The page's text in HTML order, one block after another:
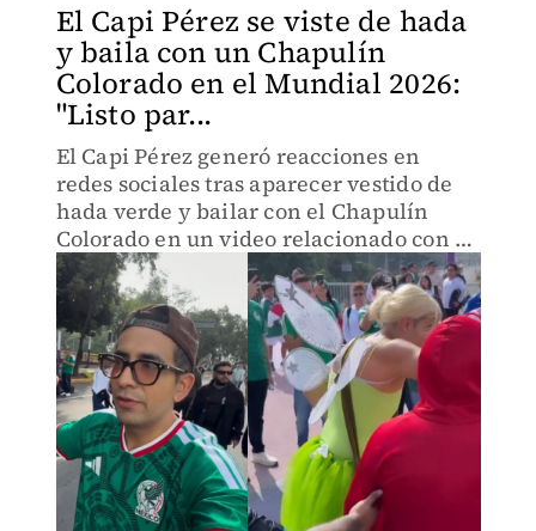
El Capi Pérez se viste de hada
y baila con un Chapulín
Colorado en el Mundial 2026:
"Listo par...
El Capi Pérez generó reacciones en
redes sociales tras aparecer vestido de
hada verde y bailar con el Chapulín
Colorado en un video relacionado con el
ambiente del Mundial 2026.